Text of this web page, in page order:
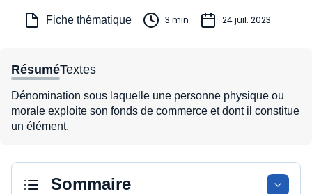
Fiche thématique 3 min 24 juil. 2023
RésuméTextes
Dénomination sous laquelle une personne physique ou
morale exploite son fonds de commerce et dont il constitue
un élément.
Sommaire